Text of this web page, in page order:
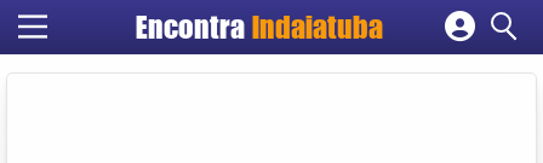
Encontra Indaiatuba
Cadastrar empresa